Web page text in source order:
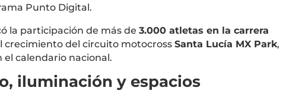
Punto Digital.
la participación de más de 3.000 atletas en la carrera
crecimiento del circuito motocross Santa Lucía MX Park,
calendario nacional.
iluminación y espacios